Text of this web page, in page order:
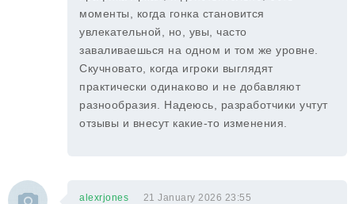
моменты, когда гонка становится
увлекательной, но, увы, часто
заваливаешься на одном и том же уровне.
Скучновато, когда игроки выглядят
практически одинаково и не добавляют
разнообразия. Надеюсь, разработчики учтут
отзывы и внесут какие-то изменения.
alexrjones 21 January 2026 23:55